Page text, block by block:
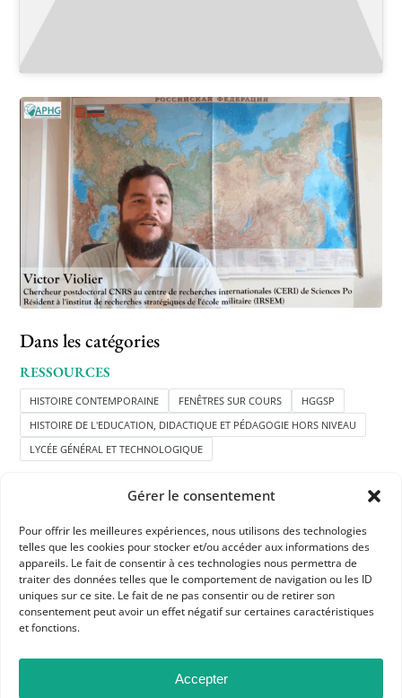
Gérer le consentement
Pour offrir les meilleures expériences, nous utilisons des technologies
telles que les cookies pour stocker et/ou accéder aux informations des
appareils. Le fait de consentir à ces technologies nous permettra de
traiter des données telles que le comportement de navigation ou les ID
uniques sur ce site. Le fait de ne pas consentir ou de retirer son
consentement peut avoir un effet négatif sur certaines caractéristiques
et fonctions.
Accepter
Dans les catégories
RESSOURCES
HISTOIRE CONTEMPORAINE FENÊTRES SUR COURS
HGGSP
HISTOIRE DE L'EDUCATION, DIDACTIQUE ET PÉDAGOGIE HORS NIVEAU
LYCÉE GÉNÉRAL ET TECHNOLOGIQUE
APHG
Association des professeurs d'histoire et géographie
+ 33 0(1) 42 33 62 37